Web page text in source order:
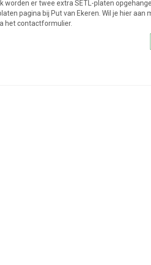
worden er twee extra SETL-platen
pagina bij Put van Ekeren. Wil je hier
het contactformulier.